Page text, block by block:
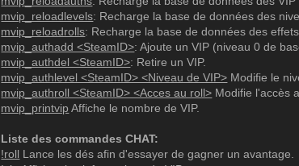
- cashAdd: Donner de l'argent au joueur.
Valeurs: <argent>
- cashRemove: Retirer de l'argent au joueur.
Valeurs: <argent>
- shake: Faire trembler l'écran du joueur.
Valeurs: <puissance> <temps>
- camouflage: Camoufler le joueur avec un
Valeurs: 1
mvip_reloadlevels: Recharge la base de données des
mvip_reloadrolls: Recharge la base de données des
mvip_authadd <SteamID>: Ajoute un VIP (niveau 0 de
mvip_authdel <SteamID>: Retire un VIP.
mvip_authlevel <SteamID> <Niveau de VIP> Modifie le
mvip_authroll <SteamID> <Acces au roll> Modifie l'accès
mvip_printvip Affiche le nombre de VIP.
Liste des commandes CHAT:
!roll Lance les dés afin d'essayer de gagner un avantage.